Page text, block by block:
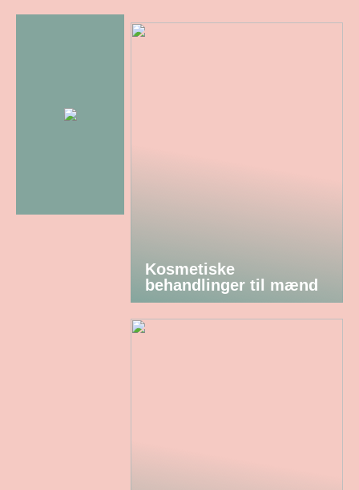
Kosmetiske
behandlinger til mænd